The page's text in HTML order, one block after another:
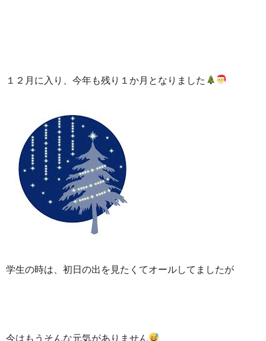
１２月に入り、今年も残り１か月となりました
学生の時は、初日の出を見たくてオールしてましたが
今はもうそんな元気がありません